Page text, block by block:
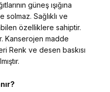
güneş ışığına
solmaz. Sağlıklı ve
özelliklere sahiptir.
Kanserojen madde
Renk ve desen baskısı